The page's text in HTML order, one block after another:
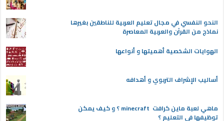
النحو النفسي في مجال تعليم العربية للناطقين بغيرها
نماذج من القرآن والعربية المعاصرة
الهوايات الشخصية أهميتها و أنواعها
أساليب الإشراف التربوي و أهدافه
ماهي لعبة ماين كرافت minecraft ؟ و كيف يمكن
توظيفها في التعليم ؟